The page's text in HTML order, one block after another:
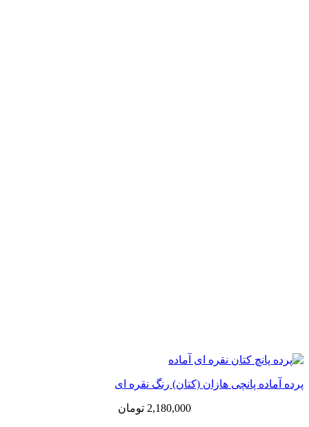
پرده آماده پانچی هازان (کتان) رنگ نقره ای
2,180,000 تومان